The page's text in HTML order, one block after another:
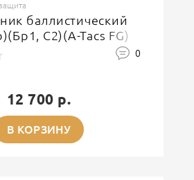
баллистический
С2)(A-Tacs FG)
0
12 700 р.
В КОРЗИНУ